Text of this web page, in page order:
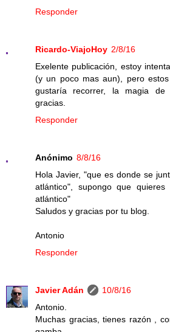
Responder
Ricardo-ViajoHoy 2/8/16
Exelente publicación, estoy
(y un poco mas aun), pero
gustaría recorrer, la magia de
gracias.
Responder
Anónimo 8/8/16
Hola Javier, "que es donde se
atlántico", supongo que
atlántico"
Saludos y gracias por tu blog.
Antonio
Responder
Javier Adán
10/8/16
Antonio.
Muchas gracias, tienes razón ,